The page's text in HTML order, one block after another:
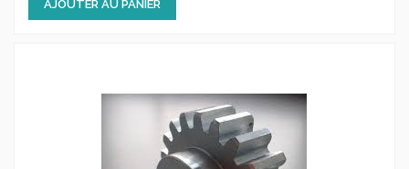
AJOUTER AU PANIER